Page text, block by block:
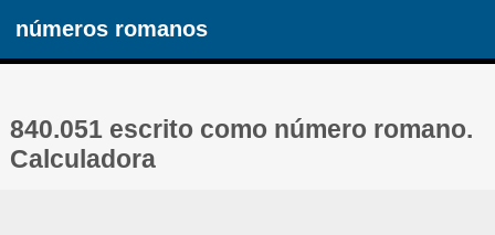
números romanos
840.051 escrito como número romano.
Calculadora